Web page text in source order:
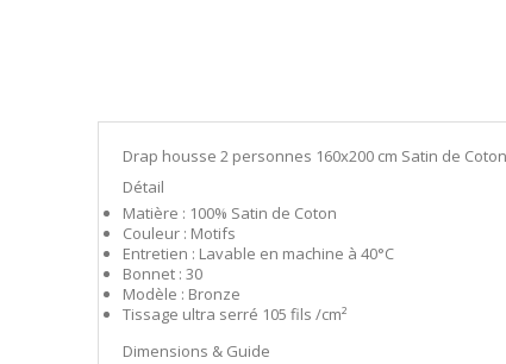
Drap housse 2 personnes 160x200 cm Satin de
Détail
Matière : 100% Satin de Coton
Couleur : Motifs
Entretien : Lavable en machine à 40°C
Bonnet : 30
Modèle : Bronze
Tissage ultra serré 105 fils /cm²
Dimensions & Guide